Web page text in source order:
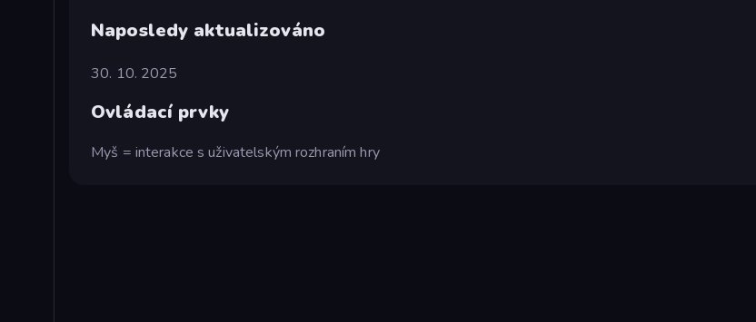
Naposledy aktualizováno
30. 10. 2025
Ovládací prvky
Myš = interakce s uživatelským rozhraním hry